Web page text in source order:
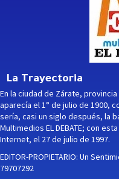
La Trayectoria
En la ciudad de Zárate,
aparecía el 1° de julio de 1900,
sería, casi un siglo después, la
Multimedios EL DEBATE; con
Internet, el 27 de julio de 1997.
EDITOR-PROPIETARIO: Un
79707292